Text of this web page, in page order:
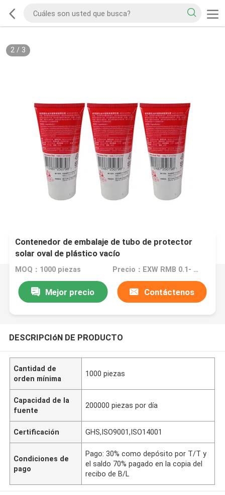
2/ 3
Contenedor de embalaje de tubo de protector
solar oval de plástico vacío
MOQ：1000 piezas Precio：EXW RMB 0.1- EXW RMB 5
Mejor precio Contáctenos
DESCRIPCIóN DE PRODUCTO
Cantidad de
orden mínima
1000 piezas
Capacidad de la
fuente
200000 piezas por día
Certificación GHS,ISO9001,ISO14001
Condiciones de
pago
Pago: 30% como depósito por T/T y
el saldo 70% pagado en la copia del
recibo de B/L